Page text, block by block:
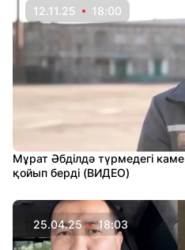
12.11.25 18:00
Мұрат Әбділдә түрмедегі
қойып берді (ВИДЕО)
25.04.25 18:03